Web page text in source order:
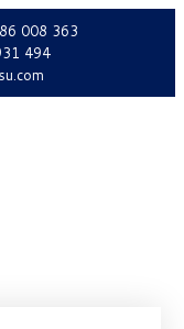
008 363
494